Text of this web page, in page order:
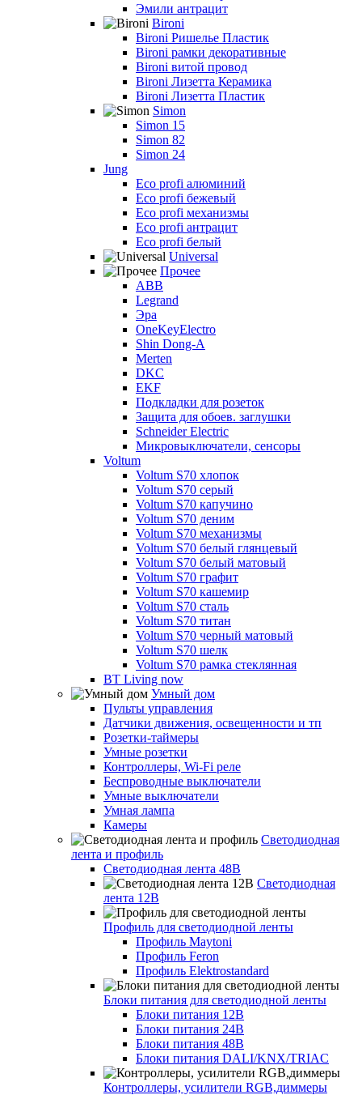
Эмили антрацит
Bironi
Bironi Ришелье Пластик
Bironi рамки декоративные
Bironi витой провод
Bironi Лизетта Керамика
Bironi Лизетта Пластик
Simon
Simon 15
Simon 82
Simon 24
Jung
Eco profi алюминий
Eco profi бежевый
Eco profi механизмы
Eco profi антрацит
Eco profi белый
Universal
Прочее
ABB
Legrand
Эра
OneKeyElectro
Shin Dong-A
Merten
DKC
EKF
Подкладки для розеток
Защита для обоев. заглушки
Schneider Electric
Микровыключатели, сенсоры
Voltum
Voltum S70 хлопок
Voltum S70 серый
Voltum S70 капучино
Voltum S70 деним
Voltum S70 механизмы
Voltum S70 белый глянцевый
Voltum S70 белый матовый
Voltum S70 графит
Voltum S70 кашемир
Voltum S70 сталь
Voltum S70 титан
Voltum S70 черный матовый
Voltum S70 шелк
Voltum S70 рамка стеклянная
BT Living now
Умный дом
Пульты управления
Датчики движения, освещенности и тп
Розетки-таймеры
Умные розетки
Контроллеры, Wi-Fi реле
Беспроводные выключатели
Умные выключатели
Умная лампа
Камеры
Светодиодная
лента и профиль
Светодиодная лента 48В
Светодиодная
лента 12В
Профиль для светодиодной ленты
Профиль Maytoni
Профиль Feron
Профиль Elektrostandard
Блоки питания для светодиодной ленты
Блоки питания 12В
Блоки питания 24В
Блоки питания 48В
Блоки питания DALI/KNX/TRIAC
Контроллеры, усилители RGB,диммеры